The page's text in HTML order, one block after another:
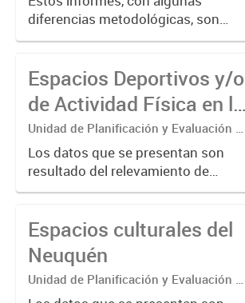
de Neuquén
Observatorio de las Mujeres y las
Diversidades (OMyD).
diferencias metodológicas, son
producidos desde 2016 con el
por motivos de género que sufren
las mujeres en la provincia del...
Espacios Deportivos y/o
de Actividad Física en la
provincia del Neuquén
Unidad de Planificación y Evaluación de
Políticas Sociales (UPEPS).
Observatorio de Deportes, Actividad
Física y Cultura (ODAFyC).
Los datos que se presentan son
resultado del relevamiento de
instalaciones deportivas y/o de
como privadas. Su objetivo es
indagar en las posibilidades de
acceso...
Espacios culturales del
Neuquén
Unidad de Planificación y Evaluación de
Políticas Sociales (UPEPS).